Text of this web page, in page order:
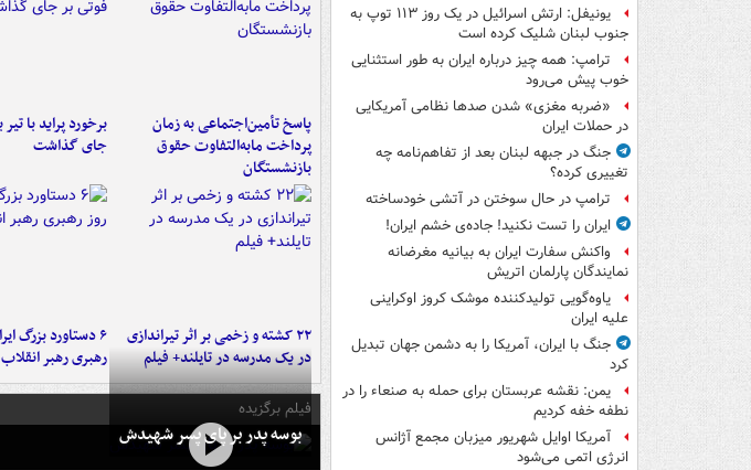
یونیفل: ارتش اسرائیل در یک روز ۱۱۳ توپ به
جنوب لبنان شلیک کرده است
ترامپ: همه چیز درباره ایران به طور استثنایی
خوب پیش می‌رود
«ضربه مغزی» شدن صدها نظامی آمریکایی
در حملات ایران
جنگ در جبهه لبنان بعد از تفاهم‌نامه چه
تغییری کرده؟
ترامپ در حال سوختن در آتشی خودساخته
ایران را تست نکنید! جاده‌ی خشم ایران!
واکنش سفارت ایران به بیانیه مغرضانه
نمایندگان پارلمان اتریش
یاوه‌گویی تولیدکننده موشک کروز اوکراینی
علیه ایران
جنگ با ایران، آمریکا را به دشمن جهان تبدیل
کرد
یمن: نقشه عربستان برای حمله به صنعاء را در
نطفه خفه کردیم
آمریکا اوایل شهریور میزبان مجمع آژانس
انرژی اتمی می‌شود
پاسخ تأمین‌اجتماعی به زمان
پرداخت مابه‌التفاوت حقوق
بازنشستگان
جای گذاشت
۲۲ کشته و زخمی بر اثر تیراندازی
در یک مدرسه در تایلند+ فیلم
رهبری رهبر انقلاب
فیلم برگزیده
بوسه‌ پدر بر پای پسر شهیدش